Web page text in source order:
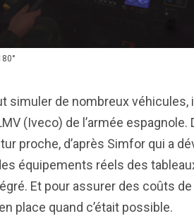
simuler de nombreux
(Iveco) de l’armée espagnole.
proche, d’après Simfor qui a
équipements réels des
Et pour assurer des coûts
place quand c’était possible.